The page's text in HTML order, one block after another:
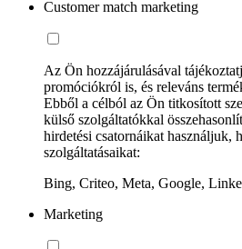
Customer match marketing
Az Ön hozzájárulásával
promóciókról is, és releváns
Ebből a célból az Ön titkosított
külső szolgáltatókkal
hirdetési csatornáikat használjuk,
szolgáltatásaikat:
Bing, Criteo, Meta, Google,
Marketing